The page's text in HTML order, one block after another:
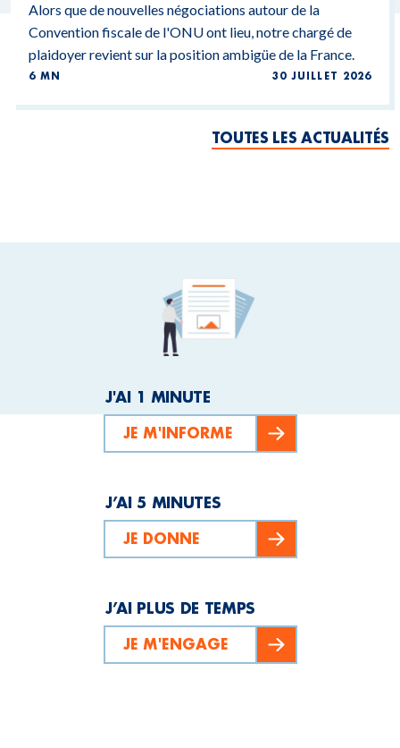
Alors que de nouvelles négociations autour de la
Convention fiscale de l'ONU ont lieu, notre chargé de
plaidoyer revient sur la position ambigüe de la France.
6 MN 30 JUILLET 2026
TOUTES LES ACTUALITÉS
J'AI 1 MINUTE
JE M'INFORME
J’AI 5 MINUTES
JE DONNE
J’AI PLUS DE TEMPS
JE M'ENGAGE